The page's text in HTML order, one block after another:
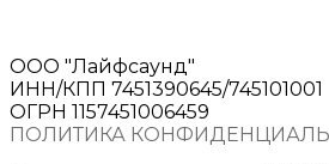
ООО "Лайфсаунд"
ИНН/КПП 7451390645/745101001
ОГРН 1157451006459
ПОЛИТИКА